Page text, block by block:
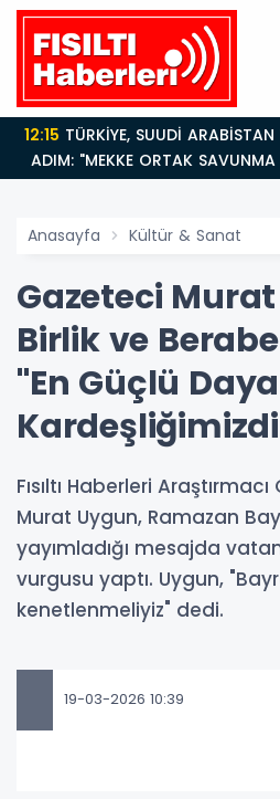
12:15
ADIM: "MEKKE ORTAK
Anasayfa Kültür & Sanat
Gazeteci
Birlik ve
"En Güçlü
Fısıltı Haberleri
Murat Uygun, Ramazan
yayımladığı mesajda
vurgusu yaptı. Uygun,
kenetlenmeliyiz" dedi.
19-03-2026 10:39